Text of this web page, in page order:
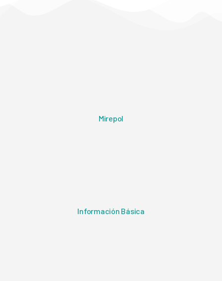
Mirepol
Información Básica